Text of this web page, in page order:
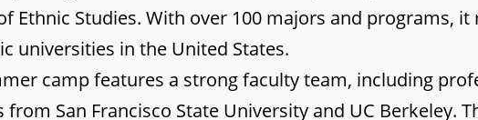
Ethnic Studies. With over 100 majors and programs,
universities in the United States.
camp features a strong faculty team, including
from San Francisco State University and UC Berkeley.